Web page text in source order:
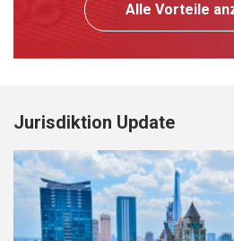
Alle Vorteile
Jurisdiktion Update